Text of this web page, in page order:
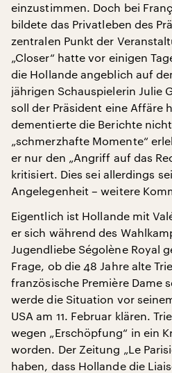
einzustimmen. Doch bei
bildete das Privatleben des
zentralen Punkt der
„Closer“ hatte vor einigen
die Hollande angeblich auf
jährigen Schauspielerin Julie
soll der Präsident eine Affäre
dementierte die Berichte
„schmerzhafte Momente“
er nur den „Angriff auf das
kritisiert. Dies sei allerdings
Angelegenheit – weitere
Eigentlich ist Hollande mit
er sich während des
Jugendliebe Ségolène Royal
Frage, ob die 48 Jahre alte
französische Première Dame
werde die Situation vor
USA am 11. Februar klären.
wegen „Erschöpfung“ in ein
worden. Der Zeitung „Le
haben, dass Hollande die